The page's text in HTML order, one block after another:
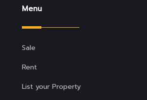
Menu
Sale
Rent
List your Property